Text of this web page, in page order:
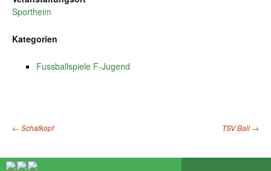
Sportheim
Kategorien
Fussballspiele F-Jugend
← Schafkopf TSV Ball →